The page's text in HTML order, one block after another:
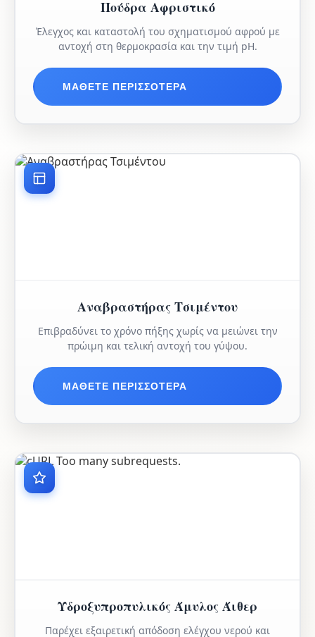
Πούδρα Αφριστικό
Έλεγχος και καταστολή του σχηματισμού αφρού με
αντοχή στη θερμοκρασία και την τιμή pH.
ΜΆΘΕΤΕ ΠΕΡΙΣΣΌΤΕΡΑ
Αναβραστήρας Τσιμέντου
Επιβραδύνει το χρόνο πήξης χωρίς να μειώνει την
πρώιμη και τελική αντοχή του γύψου.
ΜΆΘΕΤΕ ΠΕΡΙΣΣΌΤΕΡΑ
Υδροξυπροπυλικός Άμυλος Άιθερ
Παρέχει εξαιρετική απόδοση ελέγχου νερού και